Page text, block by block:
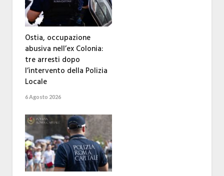
Ostia, occupazione
abusiva nell’ex Colonia:
tre arresti dopo
l’intervento della Polizia
Locale
6 Agosto 2026